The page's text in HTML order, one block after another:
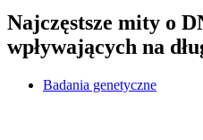
Najczęstsze mity o
wpływających na
Badania genetyczne